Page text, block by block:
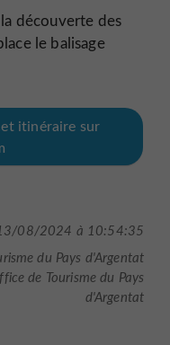
découverte des
le balisage
itinéraire sur
08/2024 à 10:54:35
du Pays d'Argentat
de Tourisme du Pays
d'Argentat